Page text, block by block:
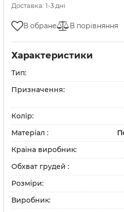
Доставка: 1-3 дні
В обране В порівняння
Характеристики
Тип:
Призначення:
Колір:
Матеріал :
Країна виробник:
Обхват грудей :
Розміри:
Виробник: